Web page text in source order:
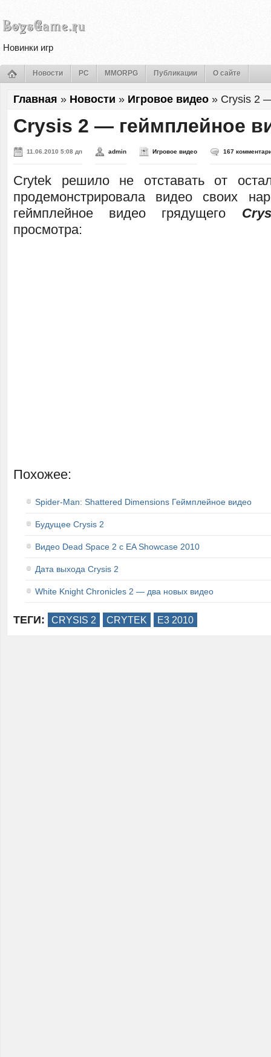
Новинки игр
Новости PC MMORPG Публикации О сайте
Главная » Новости » Игровое видео » Crysis 2
Crysis 2 — геймплейное
11.06.2010 5:08 дп admin Игровое видео 167
Crytek решило не отставать от
продемонстрировала видео своих
геймплейное видео грядущего
просмотра:
Похожее:
Spider-Man: Shattered Dimensions Геймплейное видео
Будущее Crysis 2
Видео Dead Space 2 с EA Showcase 2010
Дата выхода Crysis 2
White Knight Chronicles 2 — два новых видео
ТЕГИ: CRYSIS 2 CRYTEK E3 2010